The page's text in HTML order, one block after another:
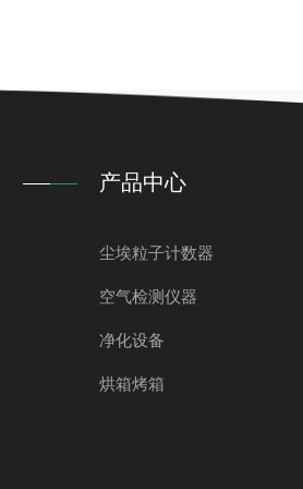
产品中心
尘埃粒子计数器
空气检测仪器
净化设备
烘箱烤箱